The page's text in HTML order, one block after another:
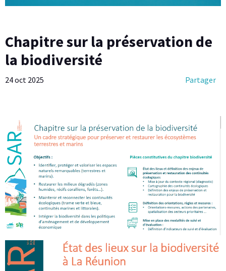
Chapitre sur la préservation de
la biodiversité
24 oct 2025 Partager